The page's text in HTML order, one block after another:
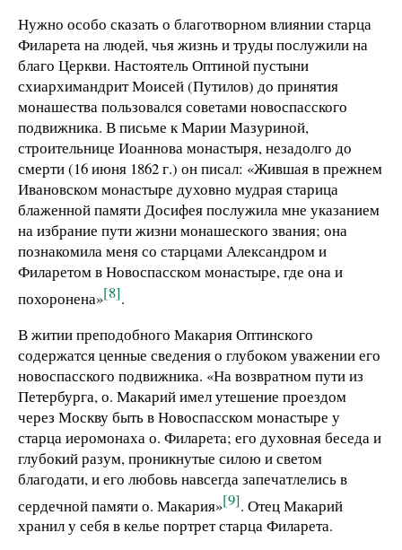
Нужно особо сказать о благотворном влиянии старца
Филарета на людей, чья жизнь и труды послужили на
благо Церкви. Настоятель Оптиной пустыни
схиархимандрит Моисей (Путилов) до принятия
монашества пользовался советами новоспасского
подвижника. В письме к Марии Мазуриной,
строительнице Иоаннова монастыря, незадолго до
смерти (16 июня 1862 г.) он писал: «Жившая в прежнем
Ивановском монастыре духовно мудрая старица
блаженной памяти Досифея послужила мне указанием
на избрание пути жизни монашеского звания; она
познакомила меня со старцами Александром и
Филаретом в Новоспасском монастыре, где она и
похоронена»[8].
В житии преподобного Макария Оптинского
содержатся ценные сведения о глубоком уважении его
новоспасского подвижника. «На возвратном пути из
Петербурга, о. Макарий имел утешение проездом
через Москву быть в Новоспасском монастыре у
старца иеромонаха о. Филарета; его духовная беседа и
глубокий разум, проникнутые силою и светом
благодати, и его любовь навсегда запечатлелись в
сердечной памяти о. Макария»[9]. Отец Макарий
хранил у себя в келье портрет старца Филарета.